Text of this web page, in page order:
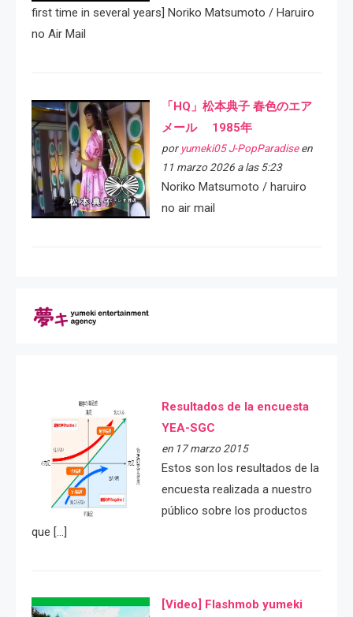
first time in several years] Noriko Matsumoto / Haruiro
no Air Mail
「HQ」松本典子 春色のエア
メール 1985年
por yumeki05 J-PopParadiseen
11 marzo 2026 a las 5:23
Noriko Matsumoto / haruiro
no air mail
Resultados de la encuesta
YEA-SGC
en 17 marzo 2015
Estos son los resultados de la
encuesta realizada a nuestro
público sobre los productos
que […]
[Video] Flashmob yumeki